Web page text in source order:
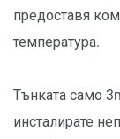
предоставя
температура.
Тънката само
инсталирате